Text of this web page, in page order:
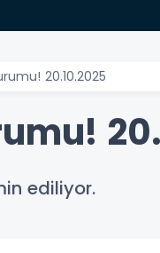
20.10.2025
ediliyor.